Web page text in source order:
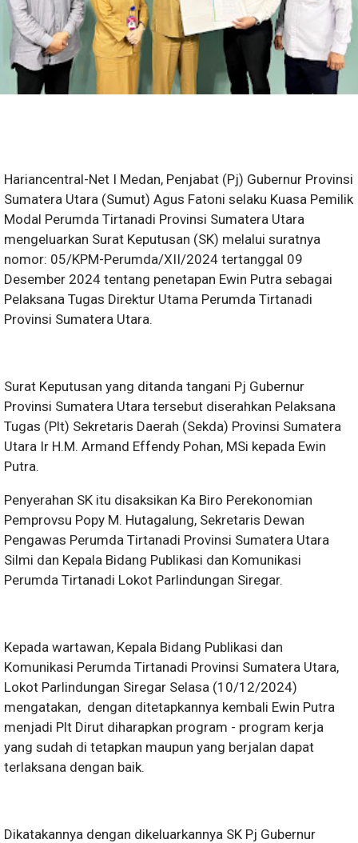
Hariancentral-Net I Medan, Penjabat (Pj) Gubernur Provinsi
Sumatera Utara (Sumut) Agus Fatoni selaku Kuasa Pemilik
Modal Perumda Tirtanadi Provinsi Sumatera Utara
mengeluarkan Surat Keputusan (SK) melalui suratnya
nomor: 05/KPM-Perumda/XII/2024 tertanggal 09
Desember 2024 tentang penetapan Ewin Putra sebagai
Pelaksana Tugas Direktur Utama Perumda Tirtanadi
Provinsi Sumatera Utara.
Surat Keputusan yang ditanda tangani Pj Gubernur
Provinsi Sumatera Utara tersebut diserahkan Pelaksana
Tugas (Plt) Sekretaris Daerah (Sekda) Provinsi Sumatera
Utara Ir H.M. Armand Effendy Pohan, MSi kepada Ewin
Putra.
Penyerahan SK itu disaksikan Ka Biro Perekonomian
Pemprovsu Popy M. Hutagalung, Sekretaris Dewan
Pengawas Perumda Tirtanadi Provinsi Sumatera Utara
Silmi dan Kepala Bidang Publikasi dan Komunikasi
Perumda Tirtanadi Lokot Parlindungan Siregar.
Kepada wartawan, Kepala Bidang Publikasi dan
Komunikasi Perumda Tirtanadi Provinsi Sumatera Utara,
Lokot Parlindungan Siregar Selasa (10/12/2024)
mengatakan, dengan ditetapkannya kembali Ewin Putra
menjadi Plt Dirut diharapkan program - program kerja
yang sudah di tetapkan maupun yang berjalan dapat
terlaksana dengan baik.
Dikatakannya dengan dikeluarkannya SK Pj Gubernur